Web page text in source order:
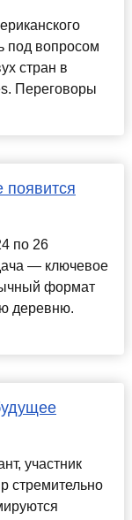
под вопросом
стран в
Переговоры
по 26
— ключевое
формат
деревню.
участник
стремительно